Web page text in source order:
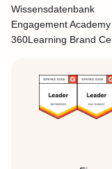
Wissensdatenbank
Engagement Academy
360Learning Brand